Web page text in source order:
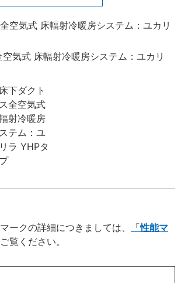
気式 床輻射冷暖房システム：ユカリ
ークの詳細につきましては、
性能マ
覧ください。